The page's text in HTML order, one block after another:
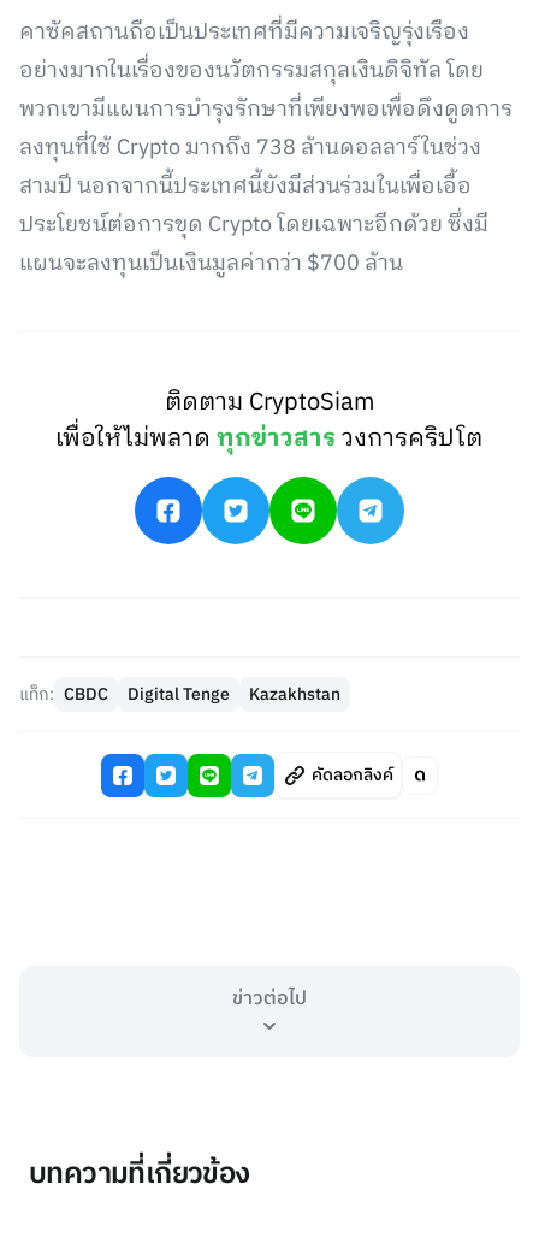
คาซัคสถานถือเป็นประเทศที่มีความเจริญรุ่งเรือง
อย่างมากในเรื่องของนวัตกรรมสกุลเงินดิจิทัล โดย
พวกเขามีแผนการบำรุงรักษาที่เพียงพอเพื่อดึงดูดการ
ลงทุนที่ใช้ Crypto มากถึง 738 ล้านดอลลาร์ในช่วง
สามปี นอกจากนี้ประเทศนี้ยังมีส่วนร่วมในเพื่อเอื้อ
ประโยชน์ต่อการขุด Crypto โดยเฉพาะอีกด้วย ซึ่งมี
แผนจะลงทุนเป็นเงินมูลค่ากว่า $700 ล้าน
ติดตาม CryptoSiam
เพื่อให้ไม่พลาดทุกข่าวสารวงการคริปโต
แท็ก: CBDC Digital Tenge Kazakhstan
คัดลอกลิงค์
ข่าวต่อไป
บทความที่เกี่ยวข้อง